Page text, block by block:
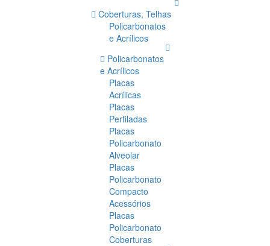
Coberturas, Telhas
Policarbonatos
e Acrílicos
Policarbonatos
e Acrílicos
Placas
Acrílicas
Placas
Perfiladas
Placas
Policarbonato
Alveolar
Placas
Policarbonato
Compacto
Acessórios
Placas
Policarbonato
Coberturas